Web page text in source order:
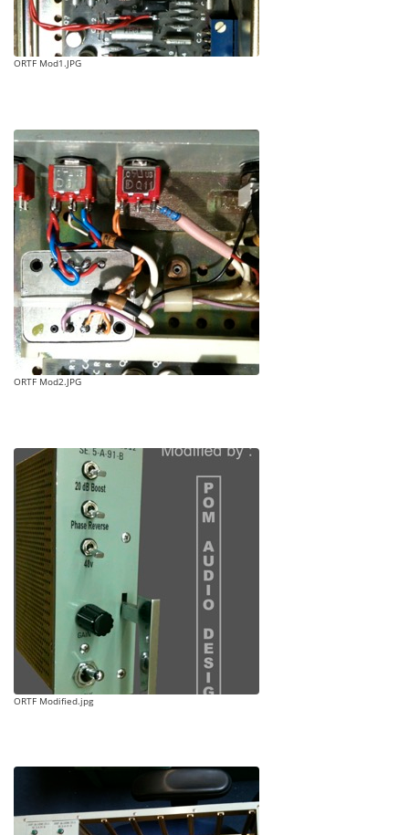
ORTF Mod1.JPG
ORTF Mod2.JPG
ORTF Modified.jpg